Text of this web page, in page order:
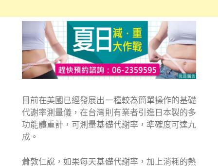
目前在美國已經發展出一種較為簡單操作的基礎
代謝率測量儀，在台灣則有業者引進日本製的多
功能體重計，可測量基礎代謝率，準確度可達九
成。
蕭敦仁說，如果每天基礎代謝率，加上消耗的熱